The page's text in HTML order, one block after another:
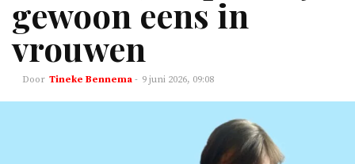
gewoon eens in
vrouwen
Tineke Bennema - 9 juni 2026, 09:08